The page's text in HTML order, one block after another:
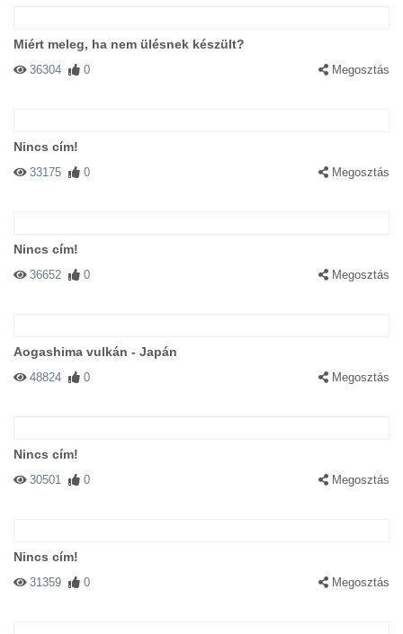
Miért meleg, ha nem ülésnek készült?
36304 0 Megosztás
Nincs cím!
33175 0 Megosztás
Nincs cím!
36652 0 Megosztás
Aogashima vulkán - Japán
48824 0 Megosztás
Nincs cím!
30501 0 Megosztás
Nincs cím!
31359 0 Megosztás